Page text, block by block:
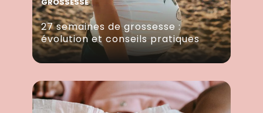
27 semaines de grossesse :
évolution et conseils pratiques